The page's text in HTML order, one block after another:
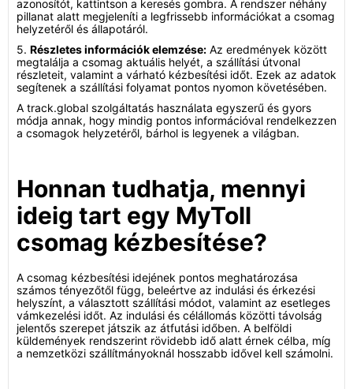
azonosítót, kattintson a keresés gombra. A rendszer néhány
pillanat alatt megjeleníti a legfrissebb információkat a csomag
helyzetéről és állapotáról.
5. Részletes információk elemzése: Az eredmények között
megtalálja a csomag aktuális helyét, a szállítási útvonal
részleteit, valamint a várható kézbesítési időt. Ezek az adatok
segítenek a szállítási folyamat pontos nyomon követésében.
A track.global szolgáltatás használata egyszerű és gyors
módja annak, hogy mindig pontos információval rendelkezzen
a csomagok helyzetéről, bárhol is legyenek a világban.
Honnan tudhatja, mennyi
ideig tart egy MyToll
csomag kézbesítése?
A csomag kézbesítési idejének pontos meghatározása
számos tényezőtől függ, beleértve az indulási és érkezési
helyszínt, a választott szállítási módot, valamint az esetleges
vámkezelési időt. Az indulási és célállomás közötti távolság
jelentős szerepet játszik az átfutási időben. A belföldi
küldemények rendszerint rövidebb idő alatt érnek célba, míg
a nemzetközi szállítmányoknál hosszabb idővel kell számolni.